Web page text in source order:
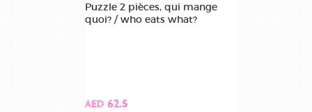
Puzzle 2 pièces, qui mange
quoi? / who eats what?
AED 62.5